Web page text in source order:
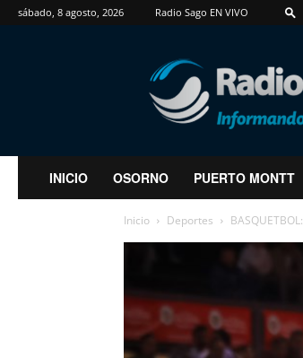
sábado, 8 agosto, 2026 Radio Sago EN VIVO
RadioSago
INICIO OSORNO PUERTO MONTT
Inicio Deportes